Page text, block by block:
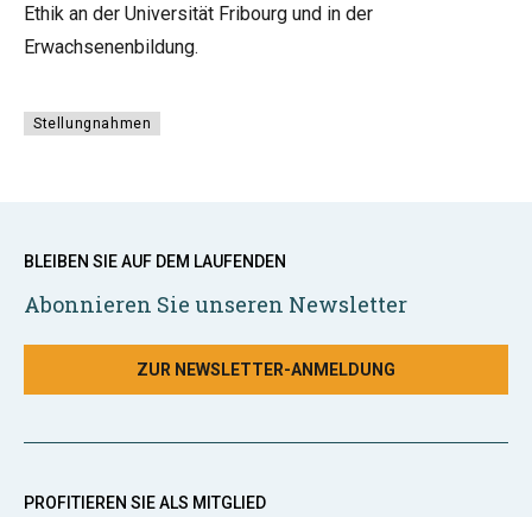
Ethik an der Universität Fribourg und in der
Erwachsenenbildung.
Stellungnahmen
BLEIBEN SIE AUF DEM LAUFENDEN
Abonnieren Sie unseren Newsletter
ZUR NEWSLETTER-ANMELDUNG
PROFITIEREN SIE ALS MITGLIED